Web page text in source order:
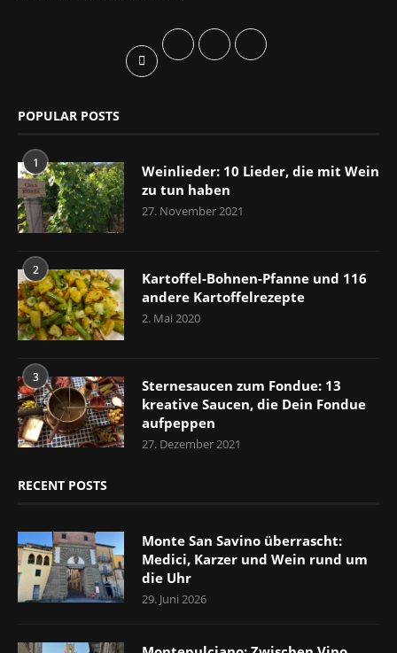
POPULAR POSTS
1
Weinlieder: 10 Lieder, die mit Wein
zu tun haben
27. November 2021
2
Kartoffel-Bohnen-Pfanne und 116
andere Kartoffelrezepte
2. Mai 2020
3
Sternesaucen zum Fondue: 13
kreative Saucen, die Dein Fondue
aufpeppen
27. Dezember 2021
RECENT POSTS
Monte San Savino überrascht:
Medici, Karzer und Wein rund um
die Uhr
29. Juni 2026